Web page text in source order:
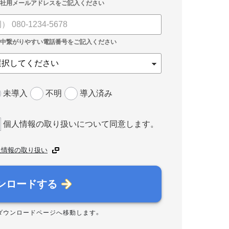
未導入 不明 導入済み
個人情報の取り扱いについて同意します。
報の取り扱い
ロードする
ウンロードページへ移動します。